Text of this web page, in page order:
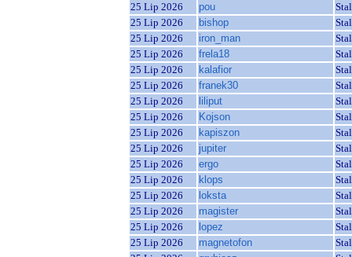
25 Lip 2026
pou
25 Lip 2026
bishop
25 Lip 2026
iron_man
25 Lip 2026
frela18
25 Lip 2026
kalafior
25 Lip 2026
franek30
25 Lip 2026
liliput
25 Lip 2026
Kojson
25 Lip 2026
kapiszon
25 Lip 2026
jupiter
25 Lip 2026
ergo
25 Lip 2026
klops
25 Lip 2026
loksta
25 Lip 2026
magister
25 Lip 2026
lopez
25 Lip 2026
magnetofon